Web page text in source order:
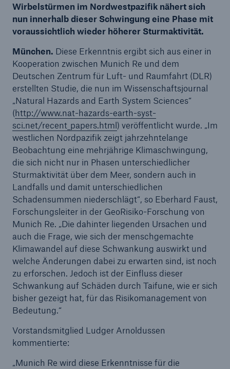
Wirbelstürmen im Nordwestpazifik nähert sich
nun innerhalb dieser Schwingung eine Phase mit
voraussichtlich wieder höherer Sturmaktivität.
München. Diese Erkenntnis ergibt sich aus einer in
Kooperation zwischen Munich Re und dem
Deutschen Zentrum für Luft- und Raumfahrt (DLR)
erstellten Studie, die nun im Wissenschaftsjournal
„Natural Hazards and Earth System Sciences“
(http://www.nat-hazards-earth-syst-
sci.net/recent_papers.html) veröffentlicht wurde. „Im
westlichen Nordpazifik zeigt jahrzehntelange
Beobachtung eine mehrjährige Klimaschwingung,
die sich nicht nur in Phasen unterschiedlicher
Sturmaktivität über dem Meer, sondern auch in
Landfalls und damit unterschiedlichen
Schadensummen niederschlägt“, so Eberhard Faust,
Forschungsleiter in der GeoRisiko-Forschung von
Munich Re. „Die dahinter liegenden Ursachen und
auch die Frage, wie sich der menschgemachte
Klimawandel auf diese Schwankung auswirkt und
welche Änderungen dabei zu erwarten sind, ist noch
zu erforschen. Jedoch ist der Einfluss dieser
Schwankung auf Schäden durch Taifune, wie er sich
bisher gezeigt hat, für das Risikomanagement von
Bedeutung.“
Vorstandsmitglied Ludger Arnoldussen
kommentierte:
„Munich Re wird diese Erkenntnisse für die
Reinsurance Property/Casualty
Marine Trend Radar 2025
Naturkatastrophen
Versicherungslücke: der Anteil der nicht
versicherten Schäden aus Naturkatastrophen
seit 1980 beträgt
71.8%